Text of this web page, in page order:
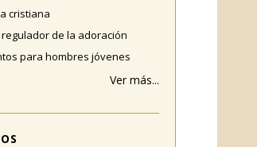
cristiana
regulador de la adoración
para hombres jóvenes
Ver más...